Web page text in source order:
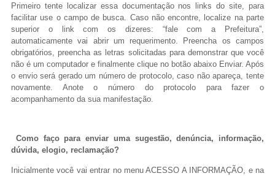
Primeiro tente localizar essa documentação nos links do site, para
facilitar use o campo de busca. Caso não encontre, localize na parte
superior o link com os dizeres: “fale com a Prefeitura”,
automaticamente vai abrir um requerimento. Preencha os campos
obrigatórios, preencha as letras solicitadas para demonstrar que você
não é um computador e finalmente clique no botão abaixo Enviar. Após
o envio será gerado um número de protocolo, caso não apareça, tente
novamente. Anote o número do protocolo para fazer o
acompanhamento da sua manifestação.
Como faço para enviar uma sugestão, denúncia, informação,
dúvida, elogio, reclamação?
Inicialmente você vai entrar no menu ACESSO A INFORMAÇÃO, e na